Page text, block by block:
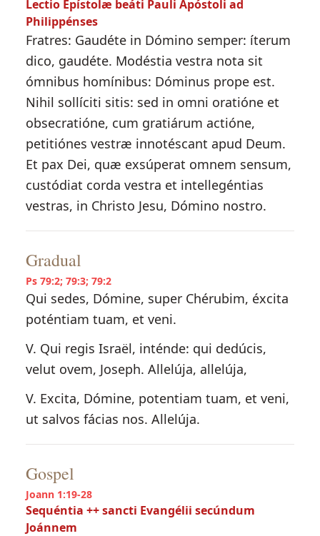
Lectio Epístolæ beáti Pauli Apóstoli ad
Philippénses
Fratres: Gaudéte in Dómino semper: íterum
dico, gaudéte. Modéstia vestra nota sit
ómnibus homínibus: Dóminus prope est.
Nihil sollíciti sitis: sed in omni oratióne et
obsecratióne, cum gratiárum actióne,
petitiónes vestræ innotéscant apud Deum.
Et pax Dei, quæ exsúperat omnem sensum,
custódiat corda vestra et intellegéntias
vestras, in Christo Jesu, Dómino nostro.
Gradual
Ps 79:2; 79:3; 79:2
Qui sedes, Dómine, super Chérubim, éxcita
poténtiam tuam, et veni.
V. Qui regis Israël, inténde: qui dedúcis,
velut ovem, Joseph. Allelúja, allelúja,
V. Excita, Dómine, potentiam tuam, et veni,
ut salvos fácias nos. Allelúja.
Gospel
Joann 1:19-28
Sequéntia ++ sancti Evangélii secúndum
Joánnem